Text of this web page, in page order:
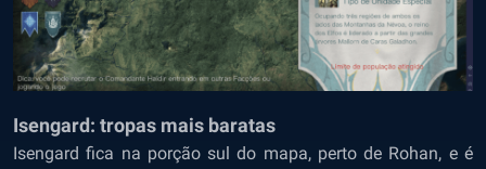
Isengard: tropas mais baratas
Isengard fica na porção sul do mapa, perto de Rohan, e é